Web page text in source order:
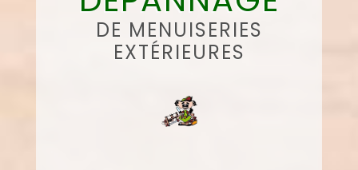
DE MENUISERIES
EXTÉRIEURES